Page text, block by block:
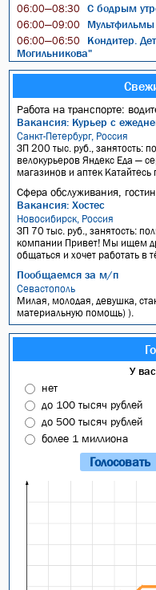
06:00—08:30 С бодрым
06:00—09:00 Мультфильмы
06:00—06:50
Кондитер.
Могильникова"
Работа на транспорте:
Вакансия: Курьер с
Санкт-Петербург, Россия
ЗП 200 тыс. руб., занятость:
велокурьеров Яндекс Еда —
магазинов и аптек Катайтесь
Сфера обслуживания,
Вакансия: Хостес
Новосибирск, Россия
ЗП 70 тыс. руб., занятость:
компании Привет! Мы ищем
общаться и хочет работать
Пообщаемся за м/п
Севастополь
Милая, молодая, девушка,
материальную помощь) ).
У
нет
до 100 тысяч рублей
до 500 тысяч рублей
более 1 миллиона